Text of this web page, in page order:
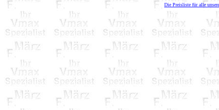
Die Preisliste für alle